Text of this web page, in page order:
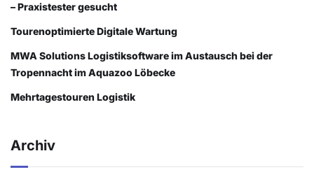
– Praxistester gesucht
Tourenoptimierte Digitale Wartung
MWA Solutions Logistiksoftware im Austausch bei der
Tropennacht im Aquazoo Löbecke
Mehrtagestouren Logistik
Archiv